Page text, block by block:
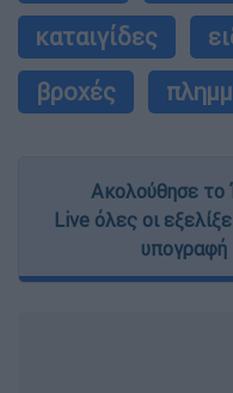
καταιγίδες
βροχές
Ακολούθησε το
Live όλες οι
υπογραφή